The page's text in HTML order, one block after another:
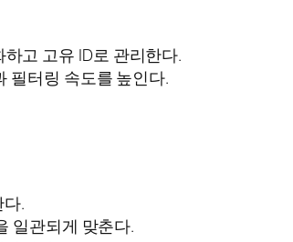
고 고유 ID로 관리한다.
필터링 속도를 높인다.
.
일관되게 맞춘다.